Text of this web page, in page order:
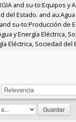
and su-to:Equipos y
Estado. and au:Agua
su-to:Producción de
y Energía Eléctrica,
Eléctrica, Sociedad del